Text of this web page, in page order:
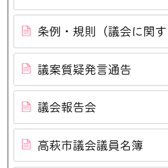
条例・規則（議会に関す
議案質疑発言通告
議会報告会
高萩市議会議員名簿